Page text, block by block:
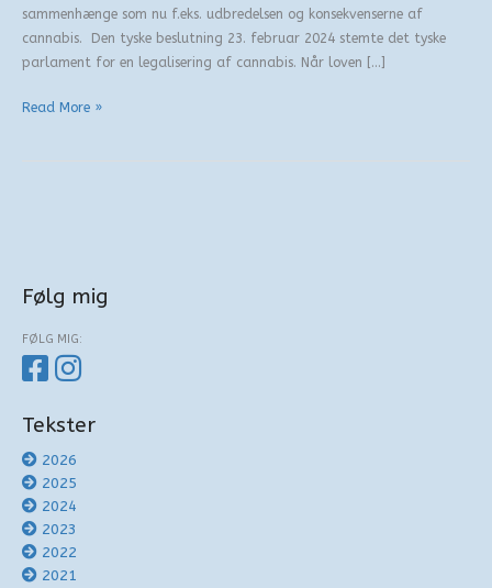
sammenhænge som nu f.eks. udbredelsen og konsekvenserne af
cannabis. Den tyske beslutning 23. februar 2024 stemte det tyske
parlament for en legalisering af cannabis. Når loven […]
Anderledes
Read More »
Følg mig
FØLG MIG:
Tekster
2026
2025
2024
2023
2022
2021